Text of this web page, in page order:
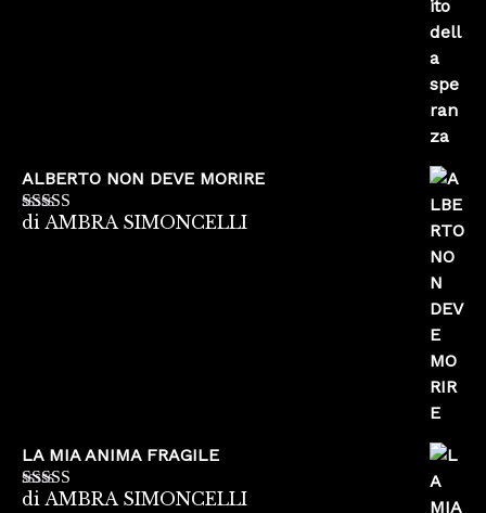
ALBERTO NON DEVE MORIRE
Valutato5su
di AMBRA SIMONCELLI
LA MIA ANIMA FRAGILE
Valutato5su
di AMBRA SIMONCELLI